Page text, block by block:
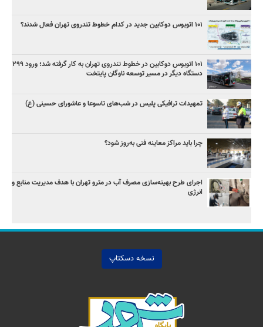
۱۰۱ اتوبوس دوکابین جدید در کدام خطوط تندروی تهران فعال شدند؟
۱۰۱ اتوبوس دوکابین در خطوط تندروی تهران به کار گرفته شد؛ ورود ۲۹۹
دستگاه دیگر در مسیر توسعه ناوگان پایتخت
تمهیدات ترافیکی پلیس در شب‌های تاسوعا و عاشورای حسینی (ع)
چرا باید مراکز معاینه فنی به‌روز شود؟
اجرای طرح بهینه‌سازی مصرف آب در مترو تهران با هدف مدیریت منابع و
انرژی
نسخه دسکتاپ